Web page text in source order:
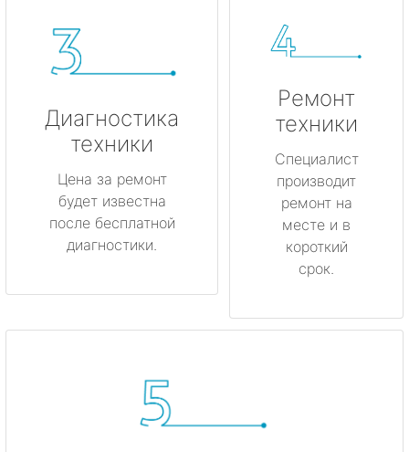
Диагностика
техники
Цена за ремонт
будет известна
после бесплатной
диагностики.
Ремонт
техники
Специалист
производит
ремонт на
месте и в
короткий
срок.